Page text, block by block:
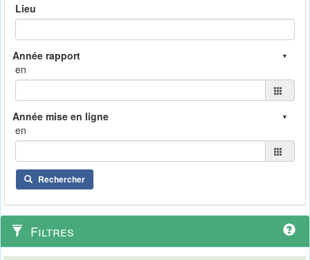
Lieu
en
en
Rechercher
Filtres